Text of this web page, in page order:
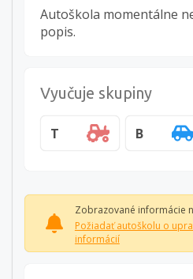
Autoškola momentálne
popis.
Zobrazované informácie
Požiadať autoškolu o
informácií
Vyučuje skupiny
T B